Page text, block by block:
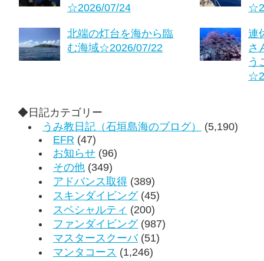
☆2026/07/24
北端の灯台を海から臨
む海域☆2026/07/22
連
さ
う
◆日記カテゴリー
うみ教日記（石垣島海のブログ）
(5,190)
EFR (47)
お知らせ (96)
その他 (349)
アドバンス取得 (389)
スキンダイビング(45)
スペシャルティ (200)
ファンダイビング(987)
マスタースクーバ(51)
マンタコース (1,246)